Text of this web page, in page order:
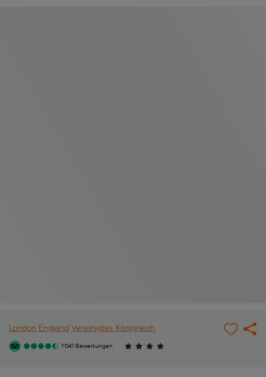
London England Vereinigtes Königreich
1'041 Bewertungen